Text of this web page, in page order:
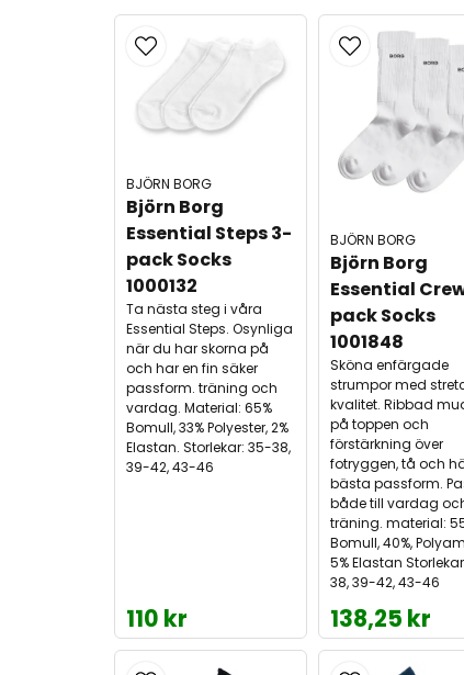
BJÖRN BORG
Björn Borg
Essential Steps 3-
pack Socks
1000132
Ta nästa steg i våra
Essential Steps. Osynliga
när du har skorna på
och har en fin säker
passform. träning och
vardag. Material: 65%
Bomull, 33% Polyester, 2%
Elastan. Storlekar: 35-38,
39-42, 43-46
110 kr
BJÖRN BORG
Björn Borg
Essential
pack Socks
1001848
Sköna enfärgade
strumpor med
kvalitet. Ribbad
på toppen och
förstärkning över
fotryggen, tå och
bästa passform.
både till vardag
träning. material:
Bomull, 40%,
5% Elastan
38, 39-42, 43-46
138,25 kr